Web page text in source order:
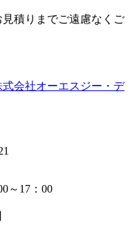
積りまでご遠慮なくご
～17：00